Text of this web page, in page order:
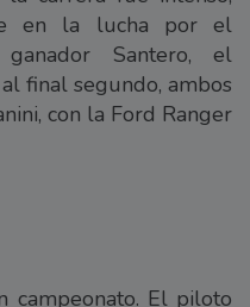
en la lucha por el
Santero, el
final segundo, ambos
con la Ford Ranger
campeonato. El piloto